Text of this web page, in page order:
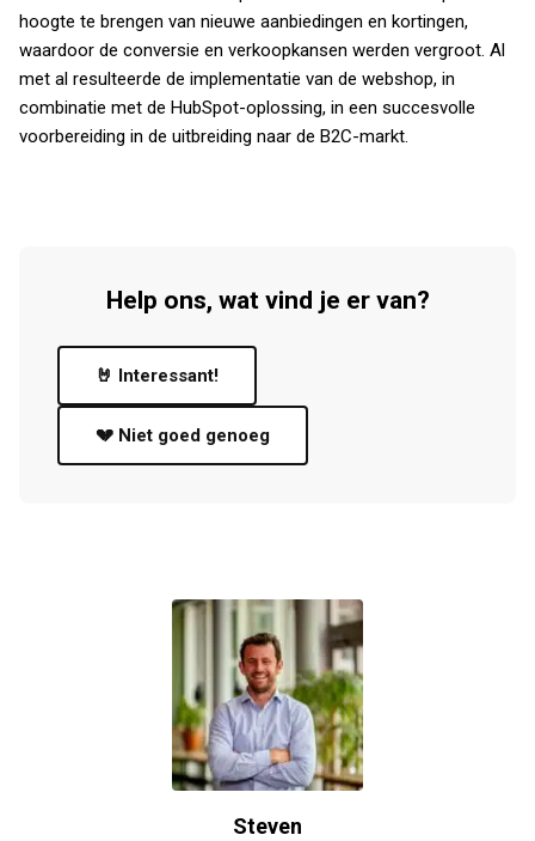
hoogte te brengen van nieuwe aanbiedingen en kortingen,
waardoor de conversie en verkoopkansen werden vergroot. Al
met al resulteerde de implementatie van de webshop, in
combinatie met de HubSpot-oplossing, in een succesvolle
voorbereiding in de uitbreiding naar de B2C-markt.
Help ons, wat vind je er van?
🤘 Interessant!
💔 Niet goed genoeg
Steven